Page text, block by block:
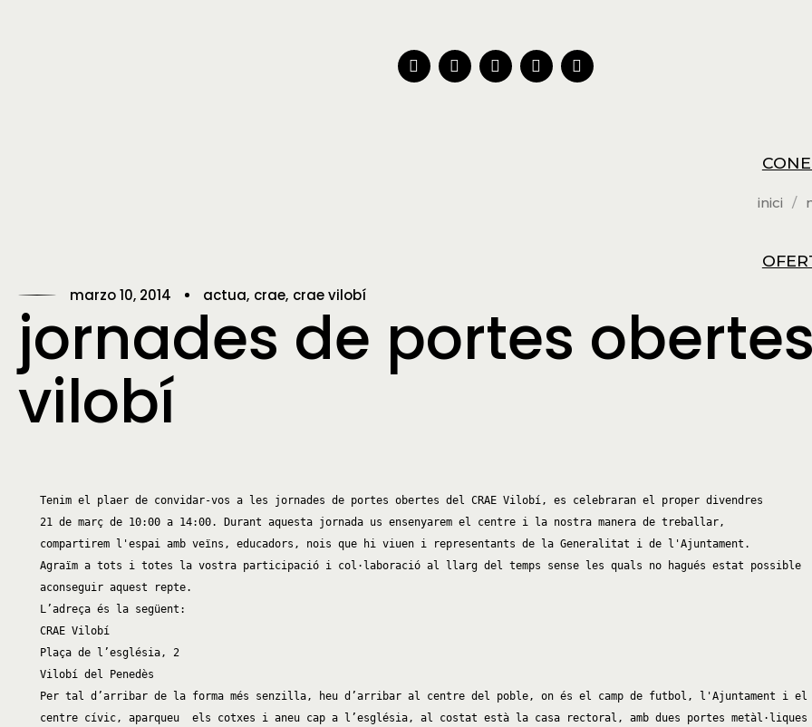
inici
marzo 10, 2014 actua crae crae vilobí
jornades de portes
vilobí
Tenim el plaer de convidar-vos a les jornades de portes obertes del CRAE Vilobí, es celebraran el proper divendres
21 de març de 10:00 a 14:00. Durant aquesta jornada us ensenyarem el centre i la nostra manera de treballar,
compartirem l'espai amb veïns, educadors, nois que hi viuen i representants de la Generalitat i de l'Ajuntament.
Agraïm a tots i totes la vostra participació i col·laboració al llarg del temps sense les quals no hagués estat possible
aconseguir aquest repte.
L’adreça és la següent:
CRAE Vilobí
Plaça de l’església, 2
Vilobí del Penedès
Per tal d’arribar de la forma més senzilla, heu d’arribar al centre del poble, on és el camp de futbol, l'Ajuntament i el
centre cívic, aparqueu  els cotxes i aneu cap a l’església, al costat està la casa rectoral, amb dues portes metàl·liques